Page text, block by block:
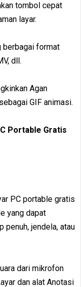
tombol cepat
layar.
berbagai format
dll.
Agan
GIF animasi.
Portable Gratis
PC portable gratis
yang dapat
penuh, jendela, atau
dari mikrofon
dan alat Anotasi